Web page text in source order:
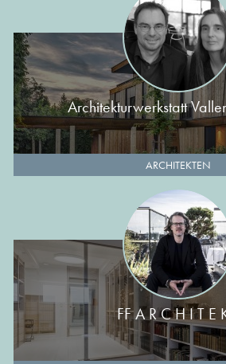
Architekturwerkstatt
ARCHITEKTEN
FF A R C H I T E